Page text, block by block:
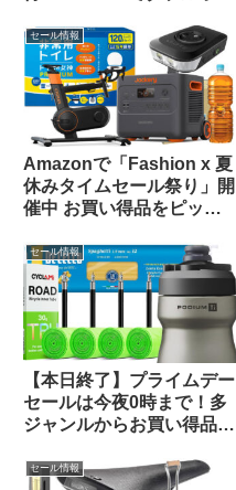
をピックアップしてご紹介
セール情報
Amazonで「Fashion x 夏
休みタイムセール祭り」開
催中 お買い得品をピック
セール情報
【本日終了】プライムデー
セールは今夜0時まで！多
ジャンルからお買い得品を
セール情報